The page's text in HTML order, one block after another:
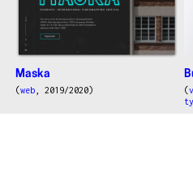
Maska
(web, 2019/2020) (